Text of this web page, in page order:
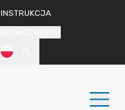
INSTRUKCJA